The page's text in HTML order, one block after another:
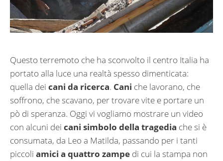
Questo terremoto che ha sconvolto il centro Italia ha
portato alla luce una realtà spesso dimenticata:
quella dei cani da ricerca. Cani che lavorano, che
soffrono, che scavano, per trovare vite e portare un
pò di speranza. Oggi vi vogliamo mostrare un video
con alcuni dei cani simbolo della tragedia che si è
consumata, da Leo a Matilda, passando per i tanti
piccoli amici a quattro zampe di cui la stampa non